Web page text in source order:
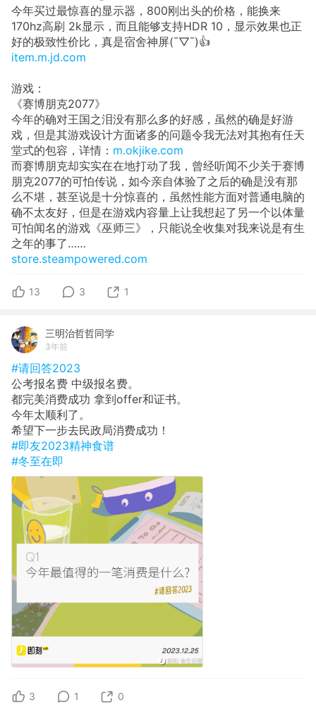
今年买过最惊喜的显示器，800刚出头的价格，能换来
170hz高刷 2k显示，而且能够支持HDR 10，显示效果也正
好的极致性价比，真是宿舍神屏(¯▽¯)👍
item.m.jd.com
游戏：
《赛博朋克2077》
今年的确对王国之泪没有那么多的好感，虽然的确是好游
戏，但是其游戏设计方面诸多的问题令我无法对其抱有任天
堂式的包容，详情： m.okjike.com
而赛博朋克却实实在在地打动了我，曾经听闻不少关于赛博
朋克2077的可怕传说，如今亲自体验了之后的确是没有那
么不堪，甚至说是十分惊喜的，虽然性能方面对普通电脑的
确不太友好，但是在游戏内容量上让我想起了另一个以体量
可怕闻名的游戏《巫师三》，只能说全收集对我来说是有生
之年的事了……
store.steampowered.com
13 3 1
三明治哲哲同学
3年前
#请回答2023
公考报名费 中级报名费。
都完美消费成功 拿到offer和证书。
今年太顺利了。
希望下一步去民政局消费成功！
#即友2023精神食谱
#冬至在即
3 1 0